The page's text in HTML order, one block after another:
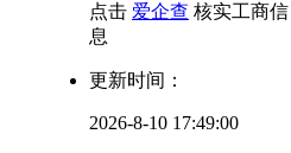
点击 爱企查 核实工商信
息
更新时间：
2026-8-10 17:49:00